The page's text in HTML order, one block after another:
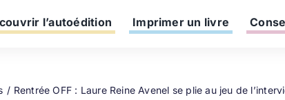
l’autoédition Imprimer un livre
Rentrée OFF : Laure Reine Avenel se plie au jeu de